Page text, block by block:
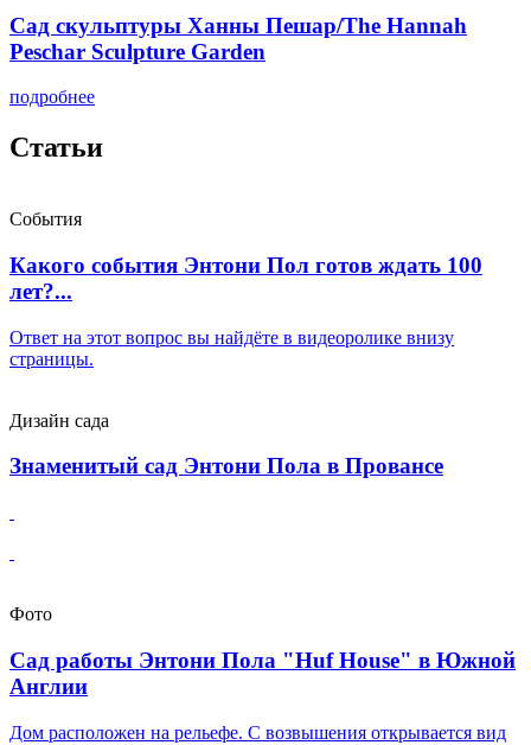
Сад скульптуры Ханны Пешар/The Hannah
Peschar Sculpture Garden
подробнее
Статьи
События
Какого события Энтони Пол готов ждать 100
лет?...
Ответ на этот вопрос вы найдёте в видеоролике внизу
страницы.
Дизайн сада
Знаменитый сад Энтони Пола в Провансе
Фото
Сад работы Энтони Пола "Huf House" в Южной
Англии
Дом расположен на рельефе. С возвышения открывается вид